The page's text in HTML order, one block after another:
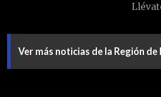
Ver más noticias de la Región de